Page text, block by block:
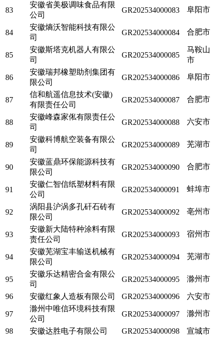
83
安徽省美极调味食品有限
公司
GR202534000083 阜阳市
84
安徽熵沃智能科技有限公
司
GR202534000084 合肥市
85
安徽斯塔克机器人有限公
司
GR202534000085
马鞍山
市
86
安徽瑞邦橡塑助剂集团有
限公司
GR202534000086 阜阳市
87
信和航遥信息技术(安徽)
有限责任公司
GR202534000087 合肥市
88
安徽峰森家俬有限责任公
司
GR202534000088 六安市
89
安徽科博航空装备有限公
司
GR202534000089 芜湖市
90
安徽蓝鼎环保能源科技有
限公司
GR202534000090 合肥市
91
安徽仁智信纸塑材料有限
公司
GR202534000091 蚌埠市
92
涡阳县沪涡多孔矸石砖有
限公司
GR202534000092 亳州市
93
安徽新大陆特种涂料有限
责任公司
GR202534000093 宿州市
94
安徽芜湖宝丰输送机械有
限公司
GR202534000094 芜湖市
95
安徽乐达精密合金有限公
司
GR202534000095 滁州市
96 安徽红象人造板有限公司 GR202534000096 六安市
97
滁州中唯信环境科技有限
公司
GR202534000097 滁州市
98 安徽达胜电子有限公司 GR202534000098 宣城市